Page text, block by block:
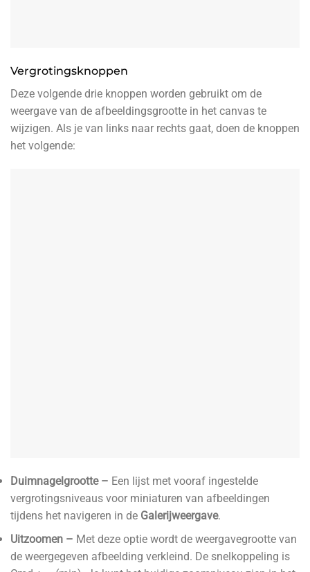
Vergrotingsknoppen
Deze volgende drie knoppen worden gebruikt om de
weergave van de afbeeldingsgrootte in het canvas te
wijzigen. Als je van links naar rechts gaat, doen de knoppen
het volgende:
Duimnagelgrootte – Een lijst met vooraf ingestelde
vergrotingsniveaus voor miniaturen van afbeeldingen
tijdens het navigeren in de Galerijweergave.
Uitzoomen – Met deze optie wordt de weergavegrootte van
de weergegeven afbeelding verkleind. De snelkoppeling is